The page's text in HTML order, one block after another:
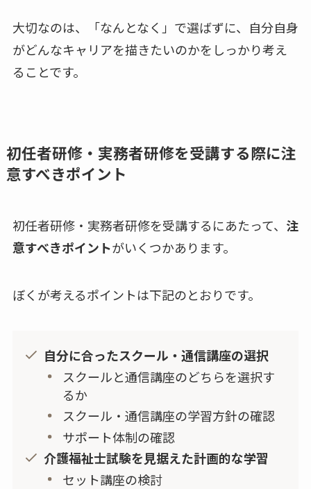
大切なのは、「なんとなく」で選ばずに、自分自身
がどんなキャリアを描きたいのかをしっかり考え
ることです。
初任者研修・ 実務者研修を受講する際に注
意すべきポイント
初任者研修・実務者研修を受講するにあたって、 注
意すべきポイントがいくつかあります。
ぼくが考えるポイントは下記のとおりです。
自分に合ったスクール・通信講座の選択
スクールと通信講座のどちらを選択す
るか
スクール・通信講座の学習方針の確認
サポート体制の確認
介護福祉士試験を見据えた計画的な学習
セット講座の検討